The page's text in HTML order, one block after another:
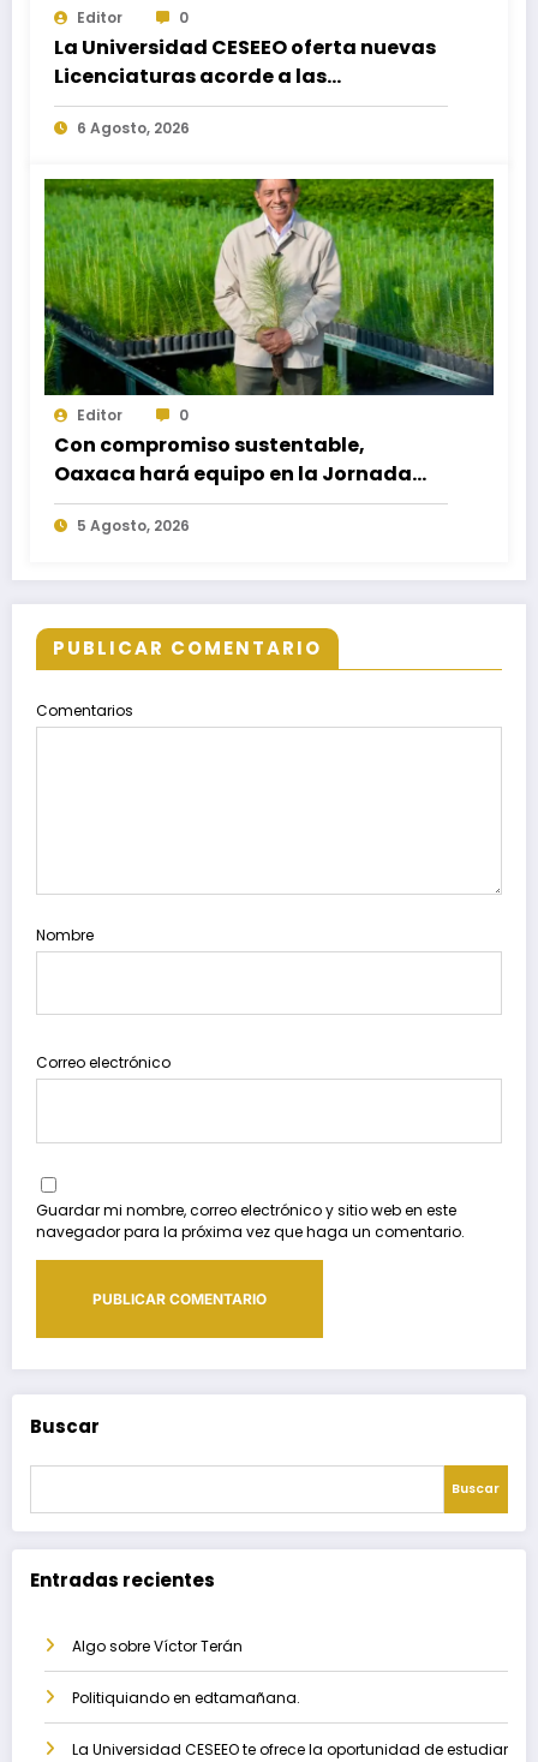
Editor 0
La Universidad CESEEO oferta nuevas
Licenciaturas acorde a las
necesidades educativas de los
egresados de escuelas del nivel medio
6 Agosto, 2026
Editor 0
Con compromiso sustentable,
Oaxaca hará equipo en la Jornada
Nacional de Reforestación 2026
5 Agosto, 2026
PUBLICAR COMENTARIO
Comentarios
Nombre
Correo electrónico
Guardar mi nombre, correo electrónico y sitio web en este
navegador para la próxima vez que haga un comentario.
Buscar
Buscar
Entradas recientes
Algo sobre Víctor Terán
Politiquiando en edtamañana.
La Universidad CESEEO te ofrece la oportunidad de estudiar